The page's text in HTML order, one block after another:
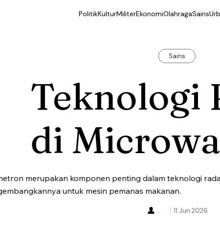
PolitikKulturMiliterEkonomiOlahragaSains
Sains
Teknologi
di
merupakan komponen penting dalam teknologi
untuk mesin pemanas makanan.
11 Jun 2026
...